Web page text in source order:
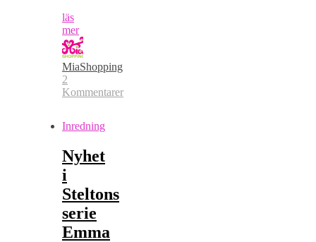
läs
mer
MiaShopping
2
Kommentarer
Inredning
Nyhet
i
Steltons
serie
Emma